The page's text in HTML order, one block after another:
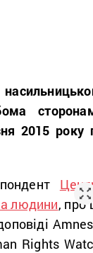
2015 року
людини, про
Rights